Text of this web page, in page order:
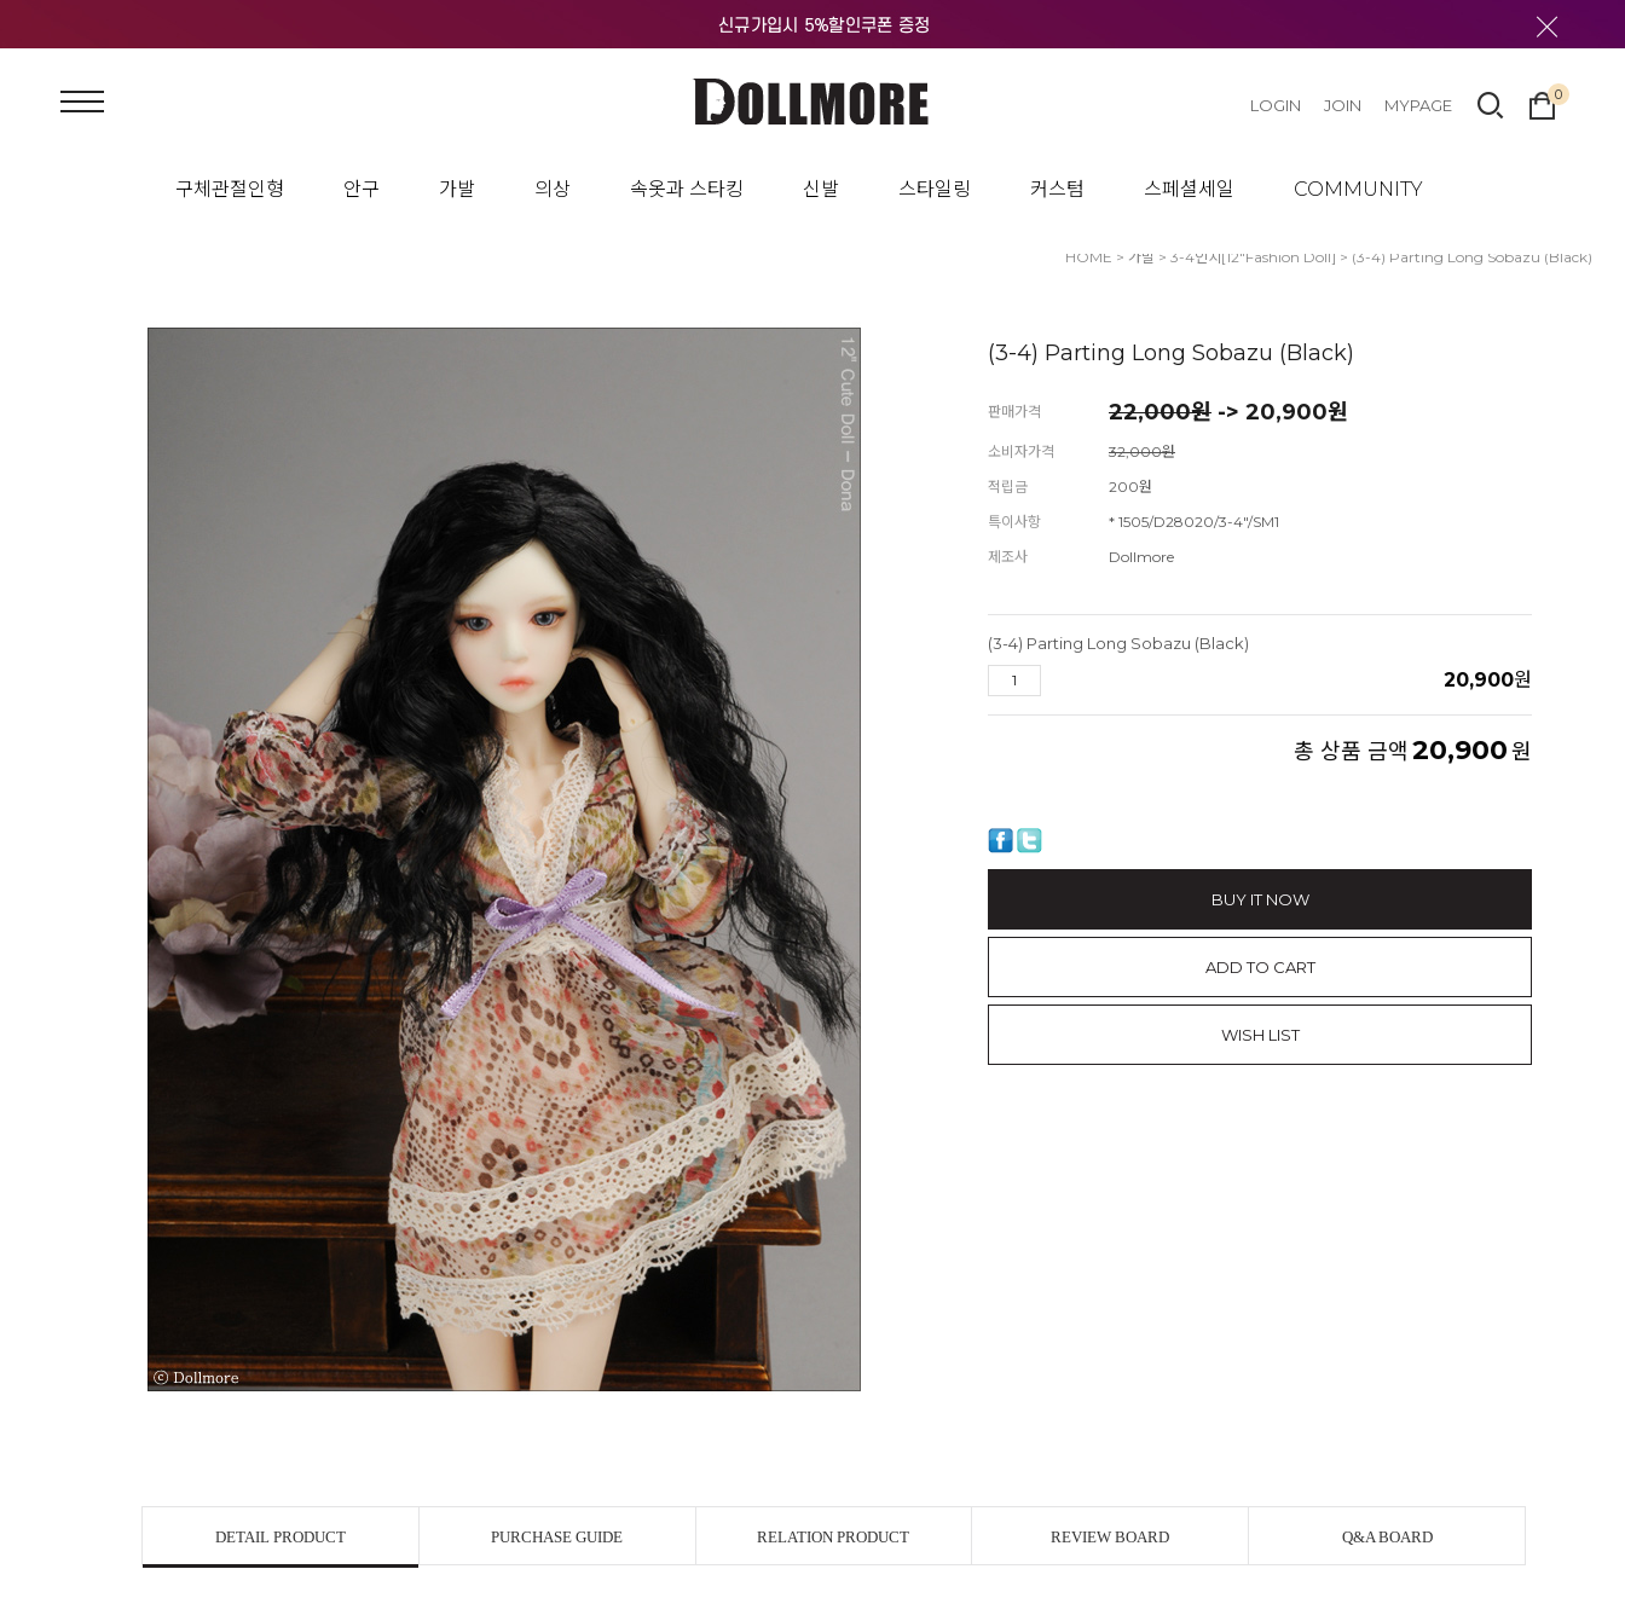
구체관절인형 안구 가발 의상 속옷과 스타킹 신발 스타일링 커스텀 스페셜세일 COMMUNITY
LOGIN JOIN MYPAGE
0
HOME > 가발 > 3-4인치[12"Fashion Doll] > (3-4) Parting Long Sobazu (Black)
(3-4) Parting Long Sobazu (Black)
판매가격 22,000원 -> 20,900원
소비자가격
32,000원
적립금
200원
특이사항
* 1505/D28020/3-4"/SM1
제조사
Dollmore
(3-4) Parting Long Sobazu (Black)
20,900원
총 상품 금액 20,900원
BUY IT NOW
ADD TO CART
WISH LIST
DETAIL PRODUCT PURCHASE GUIDE RELATION PRODUCT REVIEW BOARD Q&A BOARD